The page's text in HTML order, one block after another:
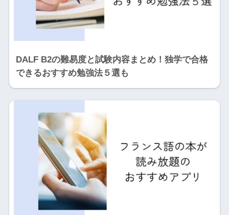
DALF B2の難易度と試験内容まとめ！独学で合格
できるおすすめ勉強法５選も